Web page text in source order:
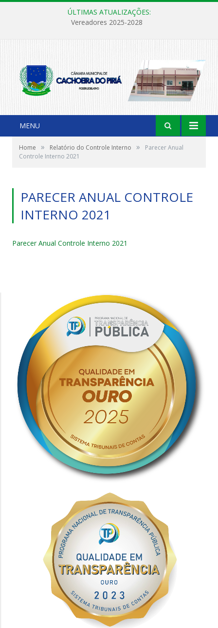
ÚLTIMAS ATUALIZAÇÕES:
Vereadores 2025-2028
MENU
Home » Relatório do Controle Interno »
Parecer Anual
Controle Interno 2021
PARECER ANUAL CONTROLE
INTERNO 2021
Parecer Anual Controle Interno 2021